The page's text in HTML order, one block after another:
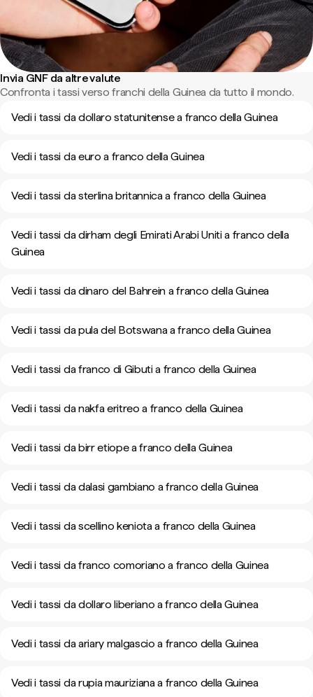
Invia GNF da altre valute
Confronta i tassi verso franchi della Guinea da tutto il mondo.
Vedi i tassi da dollaro statunitense a franco della Guinea
Vedi i tassi da euro a franco della Guinea
Vedi i tassi da sterlina britannica a franco della Guinea
Vedi i tassi da dirham degli Emirati Arabi Uniti a franco della
Guinea
Vedi i tassi da dinaro del Bahrein a franco della Guinea
Vedi i tassi da pula del Botswana a franco della Guinea
Vedi i tassi da franco di Gibuti a franco della Guinea
Vedi i tassi da nakfa eritreo a franco della Guinea
Vedi i tassi da birr etiope a franco della Guinea
Vedi i tassi da dalasi gambiano a franco della Guinea
Vedi i tassi da scellino keniota a franco della Guinea
Vedi i tassi da franco comoriano a franco della Guinea
Vedi i tassi da dollaro liberiano a franco della Guinea
Vedi i tassi da ariary malgascio a franco della Guinea
Vedi i tassi da rupia mauriziana a franco della Guinea